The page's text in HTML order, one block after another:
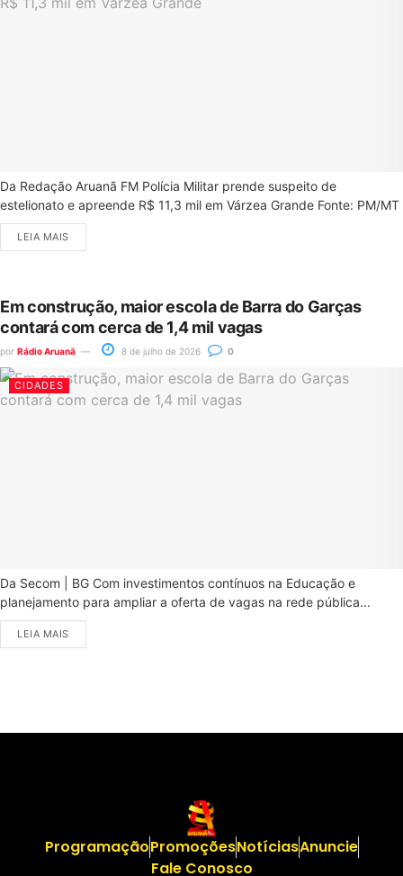
Da Redação Aruanã FM Polícia Militar prende suspeito de
estelionato e apreende R$ 11,3 mil em Várzea Grande Fonte: PM/MT
LEIA MAIS
Em construção, maior escola de Barra do Garças
contará com cerca de 1,4 mil vagas
por Rádio Aruanã 8 de julho de 2026 0
CIDADES
Da Secom | BG Com investimentos contínuos na Educação e
planejamento para ampliar a oferta de vagas na rede pública...
LEIA MAIS
ProgramaçãoPromoçõesNotíciasAnuncie
Fale Conosco